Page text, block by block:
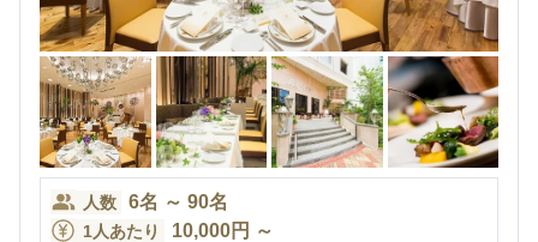
人数 6名 ～ 90名
1人あたり 10,000円 ～